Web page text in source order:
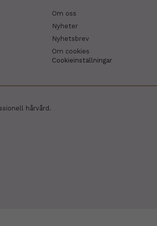
Om oss
Nyheter
Nyhetsbrev
Om cookies
Cookieinställningar
hårvård.